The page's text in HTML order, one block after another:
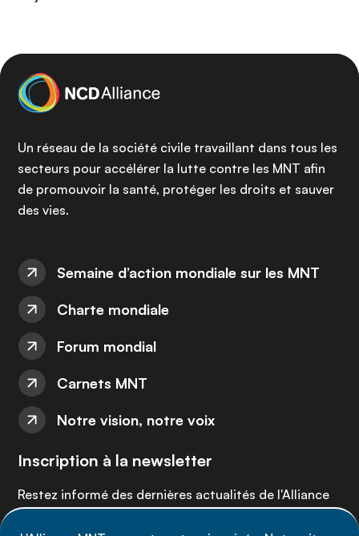
Un réseau de la société civile travaillant dans tous les
secteurs pour accélérer la lutte contre les MNT afin
de promouvoir la santé, protéger les droits et sauver
des vies.
Semaine d’action mondiale sur les MNT
Charte mondiale
Forum mondial
Carnets MNT
Notre vision, notre voix
Inscription à la newsletter
Restez informé des dernières actualités de l'Alliance